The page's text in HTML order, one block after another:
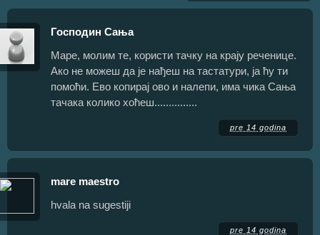
Господин Сања
Маре, молим те, користи тачку на крају реченице.
Ако не можеш да је нађеш на тастатури, ја ћу ти
помоћи. Ево копирај ово и налепи, има чика Сања
тачака колико хоћеш...............
pre 14 godina
mare maestro
hvala na sugestiji
pre 14 godina